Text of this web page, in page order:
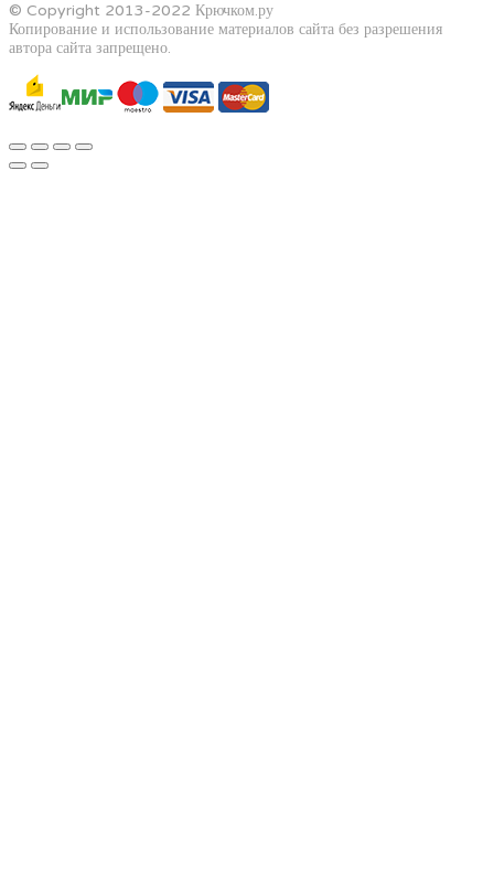
© Copyright 2013-2022 Крючком.ру
Копирование и использование материалов сайта без разрешения
автора сайта запрещено.